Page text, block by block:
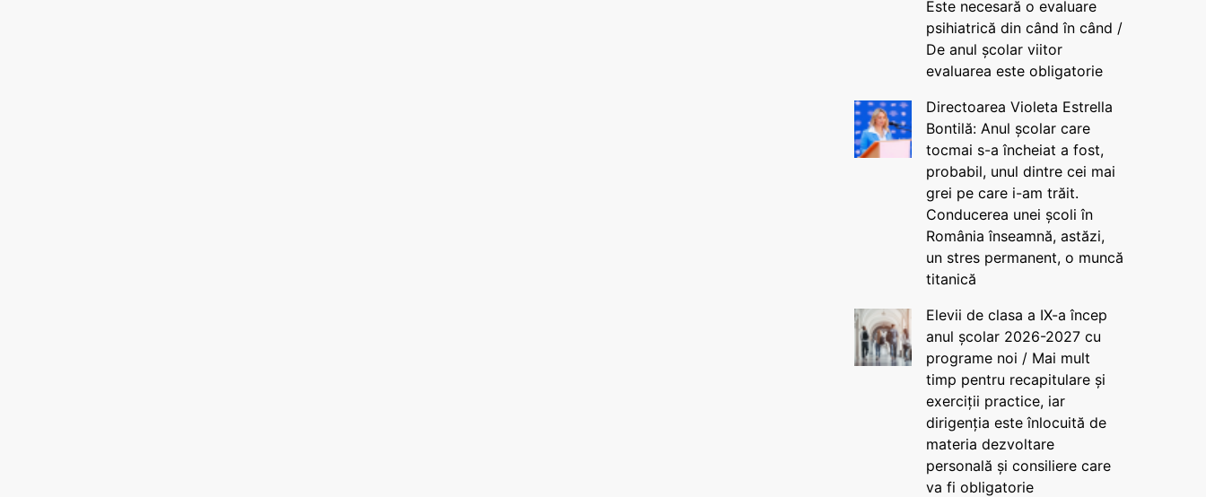
Este necesară o evaluare
psihiatrică din când în când /
De anul școlar viitor
evaluarea este obligatorie
Directoarea Violeta Estrella
Bontilă: Anul școlar care
tocmai s-a încheiat a fost,
probabil, unul dintre cei mai
grei pe care i-am trăit.
Conducerea unei școli în
România înseamnă, astăzi,
un stres permanent, o muncă
titanică
Elevii de clasa a IX-a încep
anul școlar 2026-2027 cu
programe noi / Mai mult
timp pentru recapitulare și
exerciții practice, iar
dirigenția este înlocuită de
materia dezvoltare
personală și consiliere care
va fi obligatorie